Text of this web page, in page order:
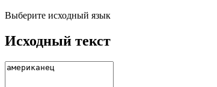
Выберите исходный язык
Исходный текст